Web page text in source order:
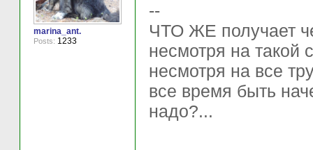
marina_ant.
Posts: 1233
--
ЧТО ЖЕ получает
несмотря на такой
несмотря на все
все время быть
надо?...